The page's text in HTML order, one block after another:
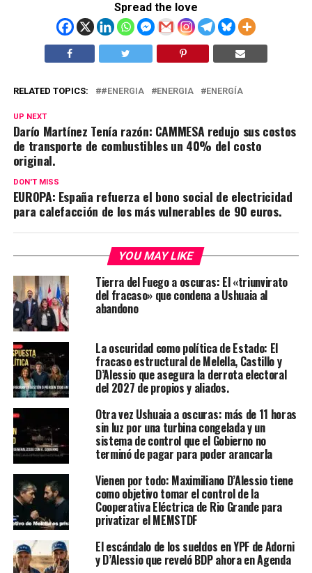
Spread the love
RELATED TOPICS: #ENERGIA ENERGIA ENERGÍA
UP NEXT
Darío Martínez Tenía razón: CAMMESA redujo sus costos
de transporte de combustibles un 40% del costo
original.
DON'T MISS
EUROPA: España refuerza el bono social de electricidad
para calefacción de los más vulnerables de 90 euros.
YOU MAY LIKE
Tierra del Fuego a oscuras: El «triunvirato
del fracaso» que condena a Ushuaia al
abandono
La oscuridad como política de Estado: El
fracaso estructural de Melella, Castillo y
D’Alessio que asegura la derrota electoral
del 2027 de propios y aliados.
Otra vez Ushuaia a oscuras: más de 11 horas
sin luz por una turbina congelada y un
sistema de control que el Gobierno no
terminó de pagar para poder arancarla
Vienen por todo: Maximiliano D’Alessio tiene
como objetivo tomar el control de la
Cooperativa Eléctrica de Rio Grande para
privatizar el MEMSTDF
El escándalo de los sueldos en YPF de Adorni
y D’Alessio que reveló BDP ahora en Agenda